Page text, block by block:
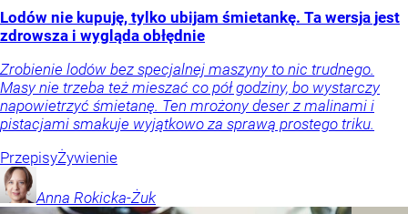
Lodów nie kupuję, tylko ubijam śmietankę. Ta wersja jest
zdrowsza i wygląda obłędnie
Zrobienie lodów bez specjalnej maszyny to nic trudnego.
Masy nie trzeba też mieszać co pół godziny, bo wystarczy
napowietrzyć śmietanę. Ten mrożony deser z malinami i
pistacjami smakuje wyjątkowo za sprawą prostego triku.
PrzepisyŻywienie
Anna Rokicka-Żuk